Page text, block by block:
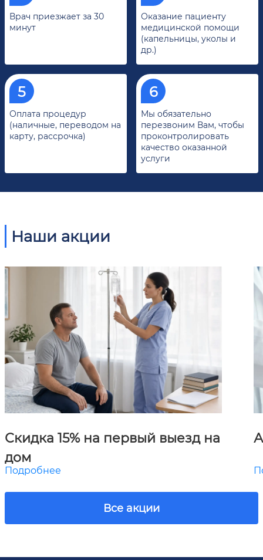
Врач приезжает за 30
минут
Оказание пациенту
медицинской помощи
(капельницы, уколы и
др.)
Оплата процедур
(наличные, переводом на
карту, рассрочка)
Мы обязательно
перезвоним Вам, чтобы
проконтролировать
качество оказанной
услуги
Наши акции
Скидка 15% на первый выезд на
дом
Подробнее
Все акции